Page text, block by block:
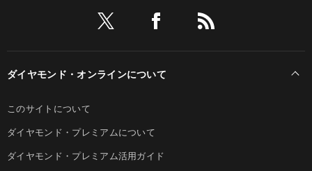
ダイヤモンド・オンラインについて
このサイトについて
ダイヤモンド・プレミアムについて
ダイヤモンド・プレミアム活用ガイド